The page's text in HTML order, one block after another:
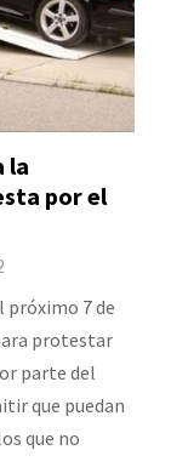
la
por el
próximo 7 de
protestar
parte del
que puedan
que no